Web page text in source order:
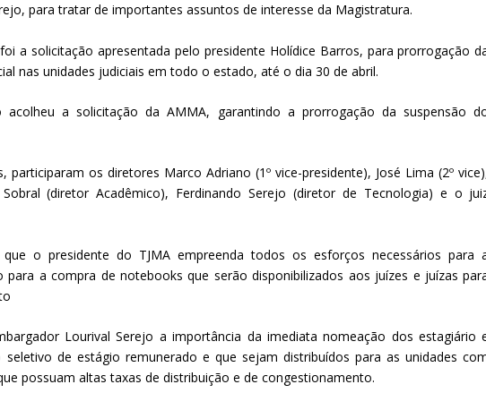
para tratar de importantes assuntos de interesse da Magistratura.
a solicitação apresentada pelo presidente Holídice Barros, para prorrogação
nas unidades judiciais em todo o estado, até o dia 30 de abril.
acolheu a solicitação da AMMA, garantindo a prorrogação da suspensão
participaram os diretores Marco Adriano (1º vice-presidente), José Lima (2º
(diretor Acadêmico), Ferdinando Serejo (diretor de Tecnologia) e o
o presidente do TJMA empreenda todos os esforços necessários para
a compra de notebooks que serão disponibilizados aos juízes e juízas
Lourival Serejo a importância da imediata nomeação dos estagiário
de estágio remunerado e que sejam distribuídos para as unidades
possuam altas taxas de distribuição e de congestionamento.